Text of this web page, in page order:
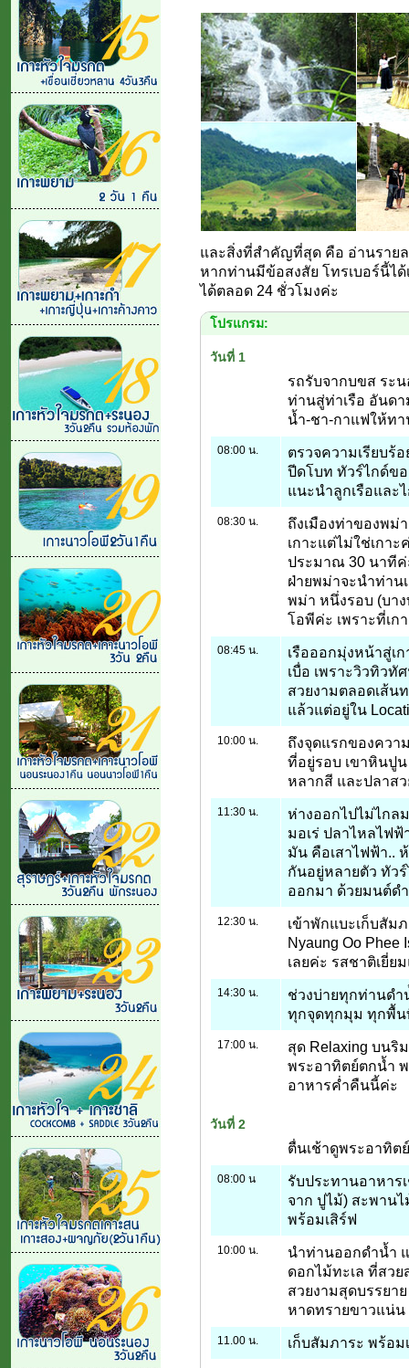
และสิ่งที่สำคัญที่สุด คือ อ่านรายล
หากท่านมีข้อสงสัย โทรเบอร์นี้ได้
ได้ตลอด 24 ชั่วโมงค่ะ
โปรแกรม:
วันที่ 1
รถรับจากบขส ระ
ท่านสู่ท่าเรือ อันด
น้ำ-ชา-กาแฟให้ทา
08:00 น.
ตรวจความเรียบร้
ปีดโบท ทัวร์ไกด์ข
แนะนำลูกเรือและ
08:30 น.
ถึงเมืองท่าของพม่
เกาะแต่ไม่ใช่เกาะ
ประมาณ 30 นาทีค่
ฝ่ายพม่าจะนำท่าน
พม่า หนึ่งรอบ (บา
โอพีค่ะ เพราะที่เก
08:45 น.
เรือออกมุ่งหน้าสู่เ
เบื่อ เพราะวิวทิวทั
สวยงามตลอดเส้น
แล้วแต่อยู่ใน
10:00 น.
ถึงจุดแรกของควา
ที่อยู่รอบ เขาหินปูน
หลากสี และปลาส
11:30 น.
ห่างออกไปไม่ไกล
มอเร่ ปลาไหลไฟฟ้
มัน คือเสาไฟฟ้า..
กันอยู่หลายตัว ทัวร์
ออกมา ด้วยมนต์ด
12:30 น.
เข้าพักแบะเก็บสัม
Nyaung Oo Phee
เลยค่ะ รสชาติเยี่
14:30 น.
ช่วงบ่ายทุกท่านดำ
ทุกจุดทุกมุม ทุกพื้น
17:00 น.
สุด Relaxing บนริ
พระอาทิตย์ตกน้ำ
อาหารค่ำคืนนี้ค่ะ
วันที่ 2
ตื่นเช้าดูพระอาทิต
08:00 น
รับประทานอาหาร
จาก ปูไม้) สะพาน
พร้อมเสิร์ฟ
10:00 น.
นำท่านออกดำน้ำ
ดอกไม้ทะเล ที่สว
สวยงามสุดบรรยา
หาดทรายขาวแน่น
11.00 น. เก็บสัมภาระ พร้อม